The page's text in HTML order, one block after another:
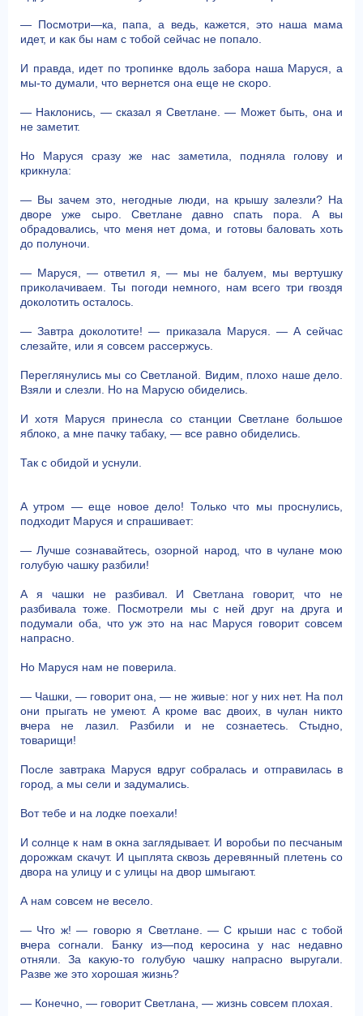
— Посмотри—ка, папа, а ведь, кажется, это наша мама
идет, и как бы нам с тобой сейчас не попало.
И правда, идет по тропинке вдоль забора наша Маруся, а
мы-то думали, что вернется она еще не скоро.
— Наклонись, — сказал я Светлане. — Может быть, она и
не заметит.
Но Маруся сразу же нас заметила, подняла голову и
крикнула:
— Вы зачем это, негодные люди, на крышу залезли? На
дворе уже сыро. Светлане давно спать пора. А вы
обрадовались, что меня нет дома, и готовы баловать хоть
до полуночи.
— Маруся, — ответил я, — мы не балуем, мы вертушку
приколачиваем. Ты погоди немного, нам всего три гвоздя
доколотить осталось.
— Завтра доколотите! — приказала Маруся. — А сейчас
слезайте, или я совсем рассержусь.
Переглянулись мы со Светланой. Видим, плохо наше дело.
Взяли и слезли. Но на Марусю обиделись.
И хотя Маруся принесла со станции Светлане большое
яблоко, а мне пачку табаку, — все равно обиделись.
Так с обидой и уснули.
А утром — еще новое дело! Только что мы проснулись,
подходит Маруся и спрашивает:
— Лучше сознавайтесь, озорной народ, что в чулане мою
голубую чашку разбили!
А я чашки не разбивал. И Светлана говорит, что не
разбивала тоже. Посмотрели мы с ней друг на друга и
подумали оба, что уж это на нас Маруся говорит совсем
напрасно.
Но Маруся нам не поверила.
— Чашки, — говорит она, — не живые: ног у них нет. На пол
они прыгать не умеют. А кроме вас двоих, в чулан никто
вчера не лазил. Разбили и не сознаетесь. Стыдно,
товарищи!
После завтрака Маруся вдруг собралась и отправилась в
город, а мы сели и задумались.
Вот тебе и на лодке поехали!
И солнце к нам в окна заглядывает. И воробьи по песчаным
дорожкам скачут. И цыплята сквозь деревянный плетень со
двора на улицу и с улицы на двор шмыгают.
А нам совсем не весело.
— Что ж! — говорю я Светлане. — С крыши нас с тобой
вчера согнали. Банку из—под керосина у нас недавно
отняли. За какую-то голубую чашку напрасно выругали.
Разве же это хорошая жизнь?
— Конечно, — говорит Светлана, — жизнь совсем плохая.